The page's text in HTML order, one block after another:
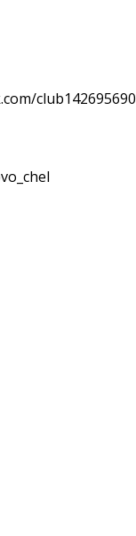
club142695690